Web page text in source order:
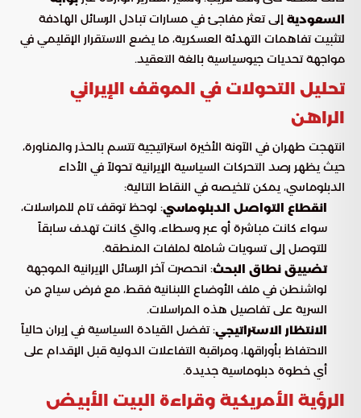
السعودية إلى تعثر مفاجئ في مسارات تبادل الرسائل الهادفة
لتثبيت تفاهمات التهدئة العسكرية، ما يضع الاستقرار الإقليمي في
مواجهة تحديات جيوسياسية بالغة التعقيد.
تحليل التحولات في الموقف الإيراني
الراهن
انتهجت طهران في الآونة الأخيرة استراتيجية تتسم بالحذر والمناورة،
حيث يظهر رصد التحركات السياسية الإيرانية تحولاً في الأداء
الدبلوماسي، يمكن تلخيصه في النقاط التالية:
انقطاع التواصل الدبلوماسي: لوحظ توقف تام للمراسلات،
سواء كانت مباشرة أو عبر وسطاء، والتي كانت تهدف سابقاً
للتوصل إلى تسويات شاملة لملفات المنطقة.
تضييق نطاق البحث: انحصرت آخر الرسائل الإيرانية الموجهة
لواشنطن في ملف الأوضاع اللبنانية فقط، مع فرض سياج من
السرية على تفاصيل هذه المراسلات.
الانتظار الاستراتيجي: تفضل القيادة السياسية في إيران حالياً
الاحتفاظ بأوراقها، ومراقبة التفاعلات الدولية قبل الإقدام على
أي خطوة دبلوماسية جديدة.
الرؤية الأمريكية وقراءة البيت الأبيض